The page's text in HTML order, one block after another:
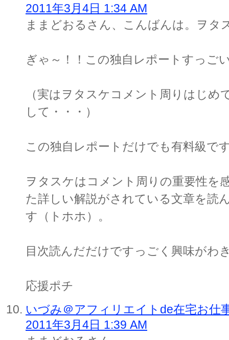
2011年3月4日 1:34 AM
ままどおるさん、こんばんは。ヲタ
ぎゃ～！！この独自レポートすっご
（実はヲタスケコメント周りはじめ
して・・・）
この独自レポートだけでも有料級で
ヲタスケはコメント周りの重要性を
た詳しい解説がされている文章を読
す（トホホ）。
目次読んだだけですっごく興味がわ
応援ポチ
いづみ＠アフィリエイトde在宅お仕
2011年3月4日 1:39 AM